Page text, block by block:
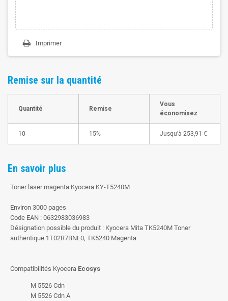
Imprimer
Remise sur la quantité
Quantité Remise
Vous
économisez
10 15% Jusqu'à 253,91 €
En savoir plus
Toner laser magenta Kyocera KY-T5240M
Environ 3000 pages
Code EAN : 0632983036983
Désignation possible du produit : Kyocera Mita TK5240M Toner
authentique 1T02R7BNL0, TK5240 Magenta
Compatibilités Kyocera Ecosys
M 5526 Cdn
M 5526 Cdn A